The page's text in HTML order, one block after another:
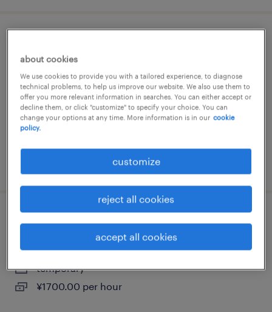
立・部品加工、その他（倉庫・軽作業）
神奈川県横浜市港北区, 神奈川県
temporary
¥1400.00 per hour
ドライバー・配送・送迎
神奈川県横浜市港北区, 神奈川県
temporary
¥1700.00 per hour
about cookies
We use cookies to provide you with a tailored experience, to diagnose
technical problems, to help us improve our website. We also use them to
offer you more relevant information in searches. You can either accept or
decline them, or click "customize" to specify your choice. You can
change your options at any time. More information is in our cookie
policy.
customize
reject all cookies
accept all cookies